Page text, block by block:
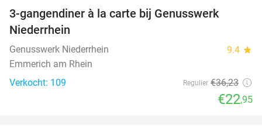
3-gangendiner à la carte bij Genusswerk
Niederrhein
Genusswerk Niederrhein 9.4 star
Emmerich am Rhein
Verkocht: 109
Regulier €36,23
€22,95